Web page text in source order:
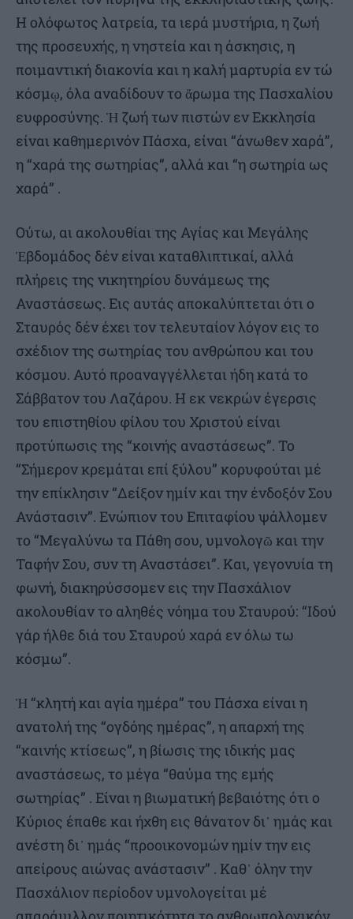
Η ολόφωτος λατρεία, τα ιερά μυστήρια, η ζωή
της προσευχής, η νηστεία και η άσκησις, η
ποιμαντική διακονία και η καλή μαρτυρία εν τώ
κόσμῳ, όλα αναδίδουν το ἄρωμα της Πασχαλίου
ευφροσύνης. Ἡ ζωή των πιστών εν Εκκλησία
είναι καθημερινόν Πάσχα, είναι “άνωθεν χαρά”,
η “χαρά της σωτηρίας”, αλλά και “η σωτηρία ως
χαρά” .
Ούτω, αι ακολουθίαι της Αγίας και Μεγάλης
Ἑβδομάδος δέν είναι καταθλιπτικαί, αλλά
πλήρεις της νικητηρίου δυνάμεως της
Αναστάσεως. Εις αυτάς αποκαλύπτεται ότι ο
Σταυρός δέν έχει τον τελευταίον λόγον εις το
σχέδιον της σωτηρίας του ανθρώπου και του
κόσμου. Αυτό προαναγγέλλεται ήδη κατά το
Σάββατον του Λαζάρου. Η εκ νεκρών έγερσις
του επιστηθίου φίλου του Χριστού είναι
προτύπωσις της “κοινής αναστάσεως”. Το
“Σήμερον κρεμάται επί ξύλου” κορυφούται μέ
την επίκλησιν “Δείξον ημίν και την ένδοξόν Σου
Ανάστασιν”. Ενώπιον του Επιταφίου ψάλλομεν
το “Μεγαλύνω τα Πάθη σου, υμνολογῶ και την
Ταφήν Σου, συν τη Αναστάσει”. Και, γεγονυία τη
φωνή, διακηρύσσομεν εις την Πασχάλιον
ακολουθίαν το αληθές νόημα του Σταυρού: “Ιδού
γάρ ήλθε διά του Σταυρού χαρά εν όλω τω
κόσμω”.
Ἡ “κλητή και αγία ημέρα” του Πάσχα είναι η
ανατολή της “ογδόης ημέρας”, η απαρχή της
“καινής κτίσεως”, η βίωσις της ιδικής μας
αναστάσεως, το μέγα “θαύμα της εμής
σωτηρίας” . Είναι η βιωματική βεβαιότης ότι ο
Κύριος έπαθε και ήχθη εις θάνατον δι᾿ ημάς και
ανέστη δι᾿ ημάς “προοικονομών ημίν την εις
απείρους αιώνας ανάστασιν” . Καθ᾿ όλην την
Πασχάλιον περίοδον υμνολογείται μέ